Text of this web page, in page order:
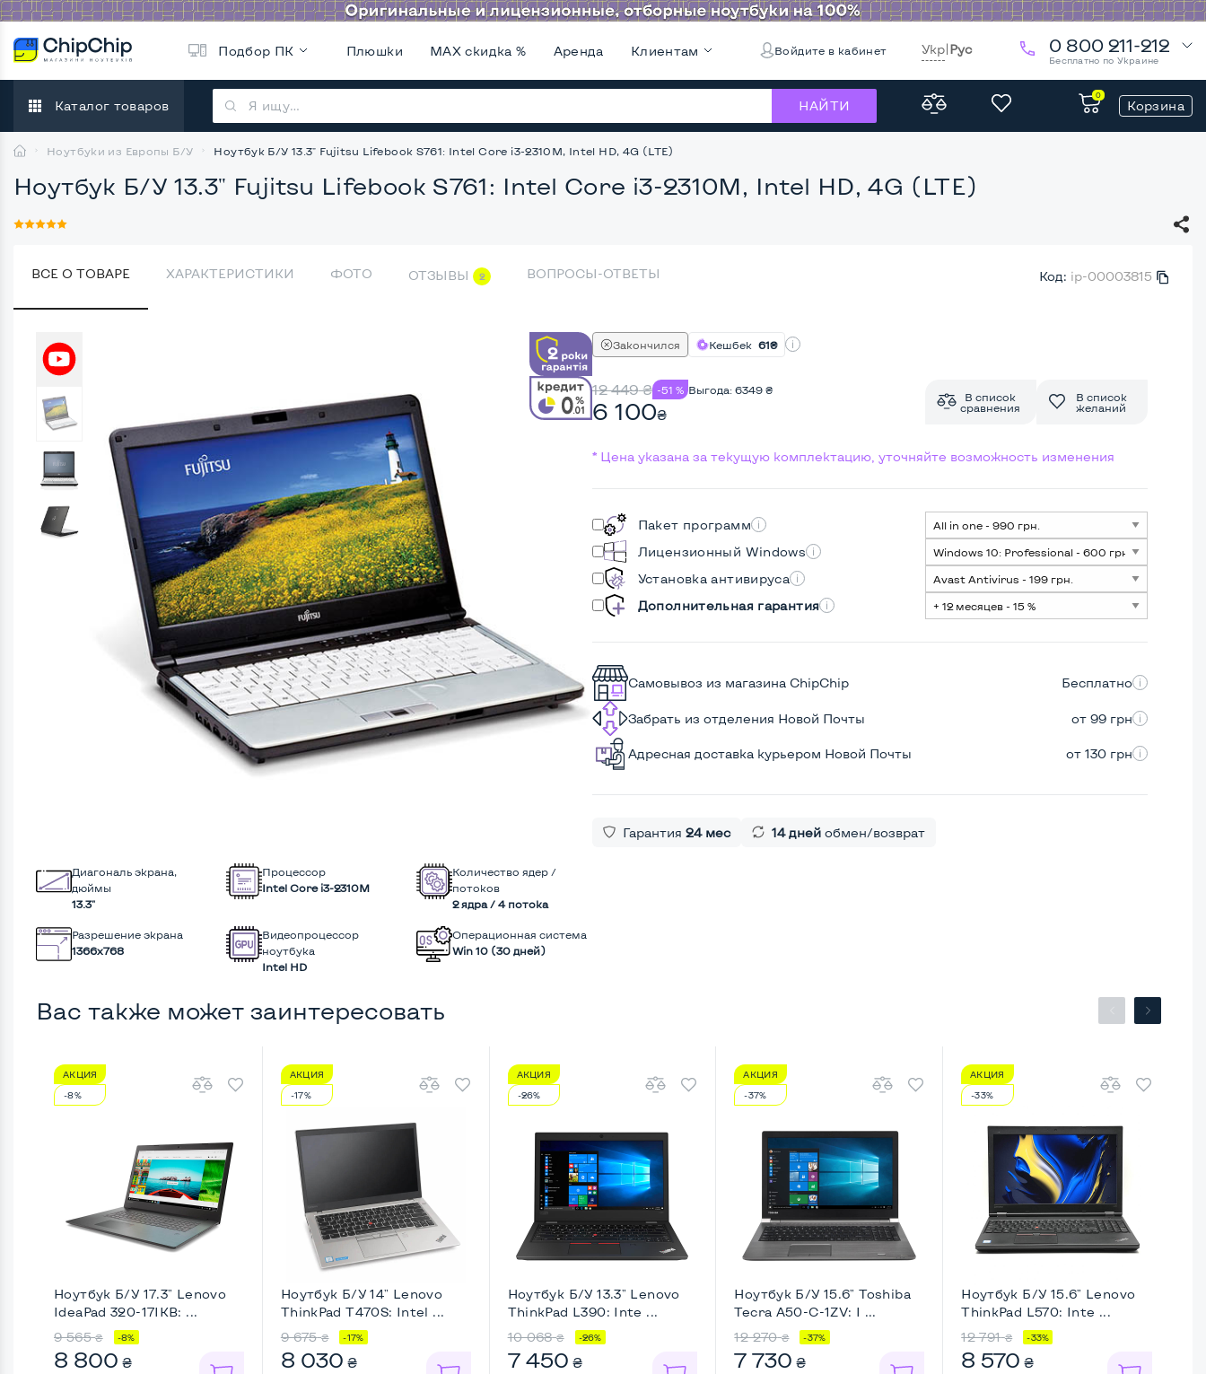
Подбор ПК Плюшки MAX скидка % Аренда Клиентам Войдите в кабинет Укр|Рус 0 800 211-212
Бесплатно по Украине
Каталог товаров НАЙТИ
0
Корзина
Ноутбуки из Европы Б/У Ноутбук Б/У 13.3" Fujitsu Lifebook S761: Intel Core i3-2310M, Intel HD, 4G (LTE)
Ноутбук Б/У 13.3" Fujitsu Lifebook S761: Intel Core i3-2310M, Intel HD, 4G (LTE)
ВСЕ О ТОВАРЕ ХАРАКТЕРИСТИКИ ФОТО ОТЗЫВЫ 2 ВОПРОСЫ-ОТВЕТЫ Код: ip-00003815
Диагональ экрана,
дюймы
13.3"
Процессор
Intel Core i3-2310M
Количество ядер /
потоков
2 ядра / 4 потока
Разрешение экрана
1366x768
Видеопроцессор
ноутбука
Intel HD
Операционная система
Win 10 (30 дней)
Закончился Кешбек 61₴
12 449₴ -51 % Выгода: 6349₴
6 100₴
В список
сравнения
В список
желаний
* Цена указана за текущую комплектацию, уточняйте возможность изменения
Пакет программ
Лицензионный Windows
Установка антивируса
Дополнительная гарантия
Самовывоз из магазина ChipChip Бесплатно
Забрать из отделения Новой Почты от 99 грн
Адресная доставка курьером Новой Почты от 130 грн
Гарантия 24 мес 14 днейобмен/возврат
Вас также может заинтересовать
АКЦИЯ
-8%
Ноутбук Б/У 17.3" Lenovo
IdeaPad 320-17IKB: ...
9 565 ₴ -8%
8 800 ₴
АКЦИЯ
-17%
Ноутбук Б/У 14" Lenovo
ThinkPad T470S: Intel ...
9 675 ₴ -17%
8 030 ₴
АКЦИЯ
-26%
Ноутбук Б/У 13.3" Lenovo
ThinkPad L390: Inte ...
10 068 ₴ -26%
7 450 ₴
АКЦИЯ
-37%
Ноутбук Б/У 15.6" Toshiba
Tecra A50-C-1ZV: I ...
12 270 ₴ -37%
7 730 ₴
АКЦИЯ
-33%
Ноутбук Б/У 15.6" Lenovo
ThinkPad L570: Inte ...
12 791 ₴ -33%
8 570 ₴